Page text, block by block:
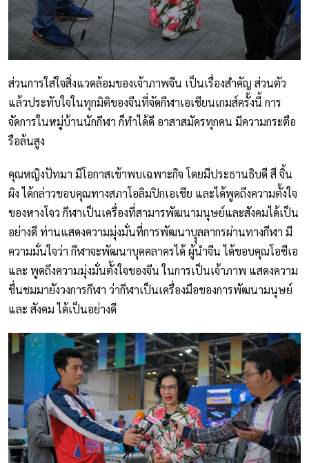
ส่วนการใส่ใจสิ่งแวดล้อมของเจ้าภาพจีน เป็นเรื่องสำคัญ ส่วนตัว
แล้วประทับใจในทุกมิติของจีนที่จัดกีฬาเอเชียนเกมส์ครั้งนี้ การ
จัดการในหมู่บ้านนักกีฬา ก็ทำได้ดี อาสาสมัครทุกคน มีความกระตือ
รือล้นสูง
คุณหญิงปัทมา มีโอกาสเข้าพบเฉพาะกิจ โดยมีประธานธิบดี สี จิ้น
ผิง ได้กล่าวขอบคุณทางสภาโอลิมปิกเอเชีย และได้พูดถึงความตั้งใจ
ของหางโจว กีฬาเป็นเครื่องที่สามารพัฒนามนุษย์และสังคมได้เป็น
อย่างดี ท่านแสดงความมุ่งมั่นที่การพัฒนาบุุลลากรผ่านทางกีฬา มี
ความมั่นใจว่า กีฬาจะพัฒนาบุคคลาครได้ ผู้นำจีน ได้ขอบคุณโอซีเอ
และ พูดถึงความมุ่งมั่นตั้งใจของจีน ในการเป็นเจ้าภาพ แสดงความ
ชื่นชมมายังวงการกีฬา ว่ากีฬาเป็นเครื่องมือของการพัฒนามนุษย์
และ สังคม ได้เป็นอย่างดี